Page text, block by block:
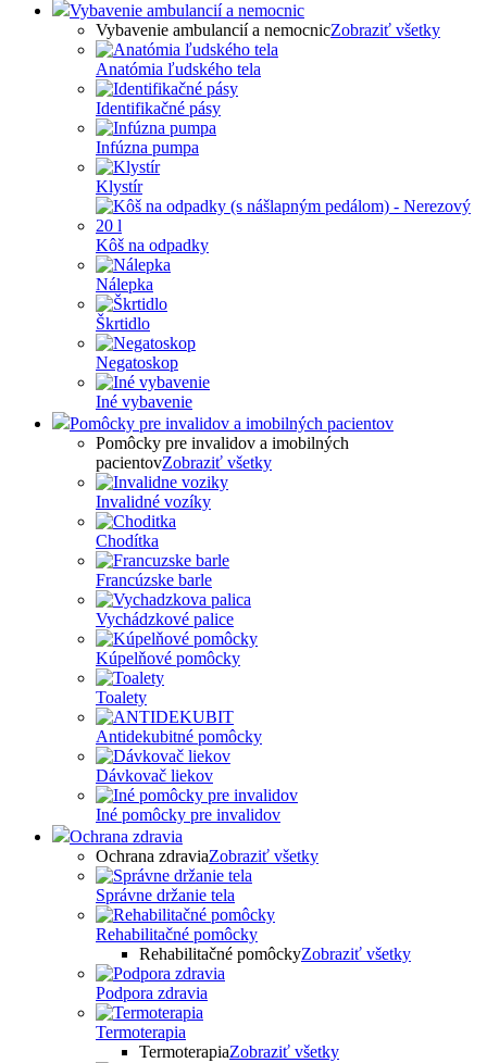
Vybavenie ambulancií a nemocnic
Vybavenie ambulancií a nemocnicZobraziť všetky
Anatómia ľudského tela
Identifikačné pásy
Infúzna pumpa
Klystír
Kôš na odpadky
Nálepka
Škrtidlo
Negatoskop
Iné vybavenie
Pomôcky pre invalidov a imobilných pacientov
Pomôcky pre invalidov a imobilných
pacientovZobraziť všetky
Invalidné vozíky
Chodítka
Francúzske barle
Vychádzkové palice
Kúpelňové pomôcky
Toalety
Antidekubitné pomôcky
Dávkovač liekov
Iné pomôcky pre invalidov
Ochrana zdravia
Ochrana zdraviaZobraziť všetky
Správne držanie tela
Rehabilitačné pomôcky
Rehabilitačné pomôckyZobraziť všetky
Podpora zdravia
Termoterapia
TermoterapiaZobraziť všetky